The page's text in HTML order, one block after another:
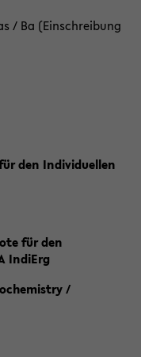
/ Ba (Einschreibung
den Individuellen
für den
IndiErg
/